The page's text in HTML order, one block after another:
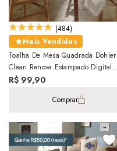
(484)
Mais Vendidos
Toalha De Mesa Quadrada Dohler
Clean Renova Estampado Digital
Alana 8 Lugares 1,80m X 1,80m
R$ 99,90
Comprar